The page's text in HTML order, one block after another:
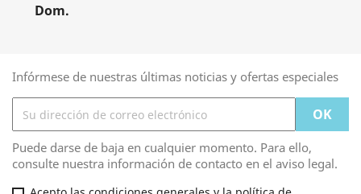
Dom.
Infórmese de nuestras últimas noticias y ofertas especiales
Puede darse de baja en cualquier momento. Para ello,
consulte nuestra información de contacto en el aviso legal.